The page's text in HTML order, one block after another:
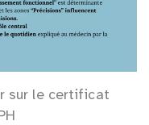
sur le certificat